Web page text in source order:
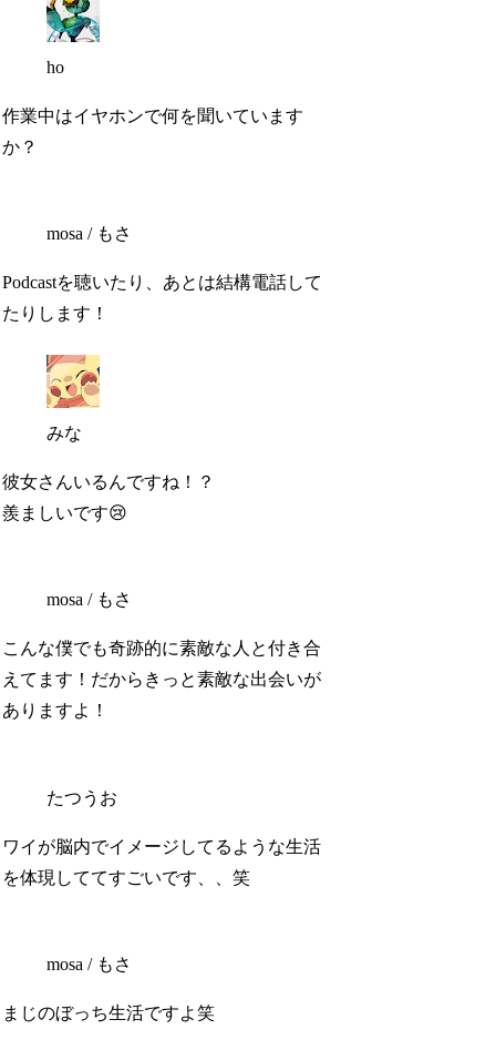
ho
作業中はイヤホンで何を聞いています
か？
mosa / もさ
Podcastを聴いたり、あとは結構電話して
たりします！
みな
彼女さんいるんですね！？
羨ましいです😢
mosa / もさ
こんな僕でも奇跡的に素敵な人と付き合
えてます！だからきっと素敵な出会いが
ありますよ！
たつうお
ワイが脳内でイメージしてるような生活
を体現しててすごいです、、笑
mosa / もさ
まじのぼっち生活ですよ笑